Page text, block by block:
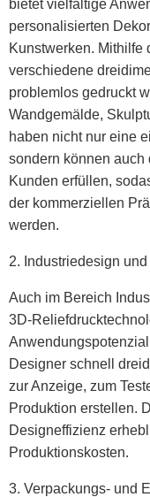
bietet vielfältige
personalisierten
Kunstwerken. Mithilfe
verschiedene
problemlos gedruckt
Wandgemälde,
haben nicht nur eine
sondern können
Kunden erfüllen,
der kommerziellen
werden.
2. Industriedesign
Auch im Bereich
3D-
Designer schnell
zur Anzeige, zum
Produktion erstellen.
Designeffizienz
Produktionskosten.
3. Verpackungs- und